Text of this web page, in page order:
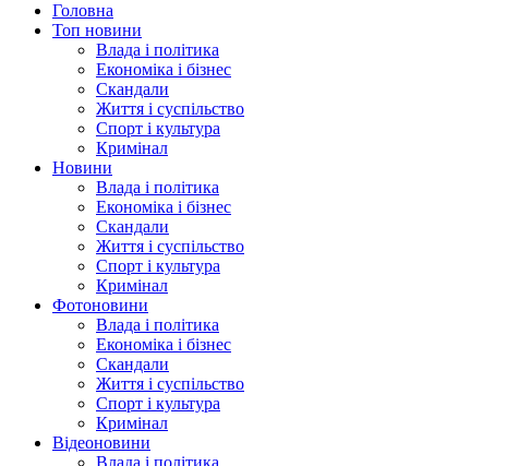
Головна
Топ новини
Влада і політика
Економіка і бізнес
Скандали
Життя і суспільство
Спорт і культура
Кримінал
Новини
Влада і політика
Економіка і бізнес
Скандали
Життя і суспільство
Спорт і культура
Кримінал
Фотоновини
Влада і політика
Економіка і бізнес
Скандали
Життя і суспільство
Спорт і культура
Кримінал
Відеоновини
Влада і політика